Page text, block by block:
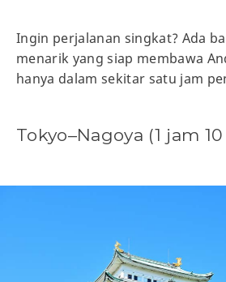
Ingin perjalanan singkat? Ada
menarik yang siap membawa
hanya dalam sekitar satu jam
Tokyo–Nagoya (1 jam